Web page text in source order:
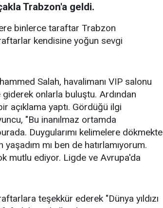
Trabzon'a geldi.
binlerce taraftar Trabzon
kendisine yoğun sevgi
Salah, havalimanı VIP salonu
onlarla buluştu. Ardından
açıklama yaptı. Gördüğü ilgi
"Bu inanılmaz ortamda
Duygularımı kelimelere dökmekte
mı ben de hatırlamıyorum.
mutlu ediyor. Ligde ve Avrupa'da
teşekkür ederek "Dünya yıldızı